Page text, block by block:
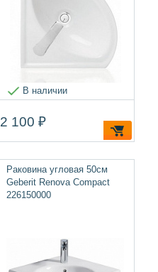
В наличии
2 100 ₽
Раковина угловая 50см
Geberit Renova Compact
226150000